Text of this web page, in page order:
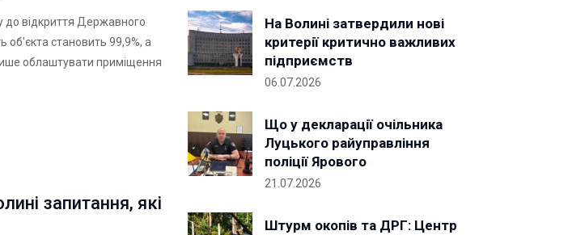
до відкриття Державного
об'єкта становить 99,9%, а
облаштувати приміщення
запитання, які
На Волині затвердили нові
критерії критично важливих
підприємств
06.07.2026
Що у декларації очільника
Луцького райуправління
поліції Ярового
21.07.2026
Штурм окопів та ДРГ: Центр